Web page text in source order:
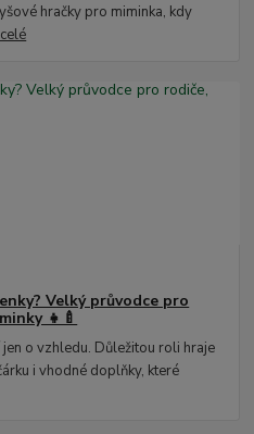
hračky pro miminka, kdy
Velký průvodce pro
👧🍼
o vzhledu. Důležitou roli hraje
i vhodné doplňky, které